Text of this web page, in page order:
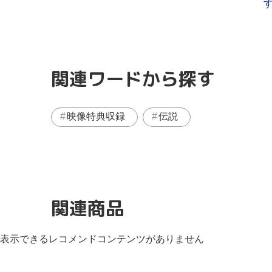
関連ワードから探す
映像特典収録 伝説
関連商品
表示できるレコメンドコンテンツがありません